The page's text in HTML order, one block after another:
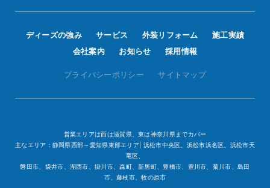
ディーズの強み サービス 外装リフォーム
施工実績
会社案内
お知らせ 採用情報
プライバシーポリシー サイトマップ
営業エリアは西は滋賀県、東は神奈川県までカバー
主なエリア：静岡県西部～愛知県東部エリア| 浜松市中央区、浜松市浜名区、浜松市天
竜区、
磐田市、袋井市、湖西市、掛川市、森町、新居町、豊橋市、豊川市、菊川市、島田
市、藤枝市、牧の原市